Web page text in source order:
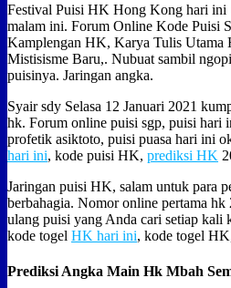
Festival Puisi HK Hong Kong hari ini
malam ini. Forum Online Kode Puisi
Kamplengan HK, Karya Tulis Utama
Mistisisme Baru,. Nubuat sambil
puisinya. Jaringan angka.
Syair sdy Selasa 12 Januari 2021
hk. Forum online puisi sgp, puisi hari
profetik asiktoto, puisi puasa hari ini
hari ini, kode puisi HK, prediksi HK
Jaringan puisi HK, salam untuk para
berbahagia. Nomor online pertama hk
ulang puisi yang Anda cari setiap kali
kode togel HK hari ini, kode togel
Prediksi Angka Main Hk Mbah